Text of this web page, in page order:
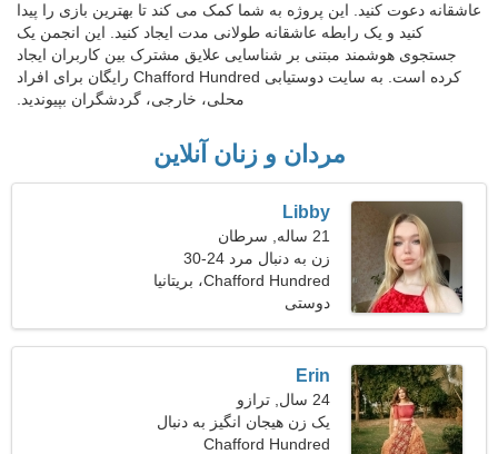
عاشقانه دعوت کنید. این پروژه به شما کمک می کند تا بهترین بازی را پیدا
کنید و یک رابطه عاشقانه طولانی مدت ایجاد کنید. این انجمن یک
جستجوی هوشمند مبتنی بر شناسایی علایق مشترک بین کاربران ایجاد
کرده است. به سایت دوستیابی Chafford Hundred رایگان برای افراد
محلی، خارجی، گردشگران بپیوندید.
مردان و زنان آنلاین
Libby
21 ساله, سرطان
زن به دنبال مرد 24-30
Chafford Hundred، بریتانیا
دوستی
Erin
24 سال, ترازو
یک زن هیجان انگیز به دنبال
یک رابطه جدی است
Chafford Hundred